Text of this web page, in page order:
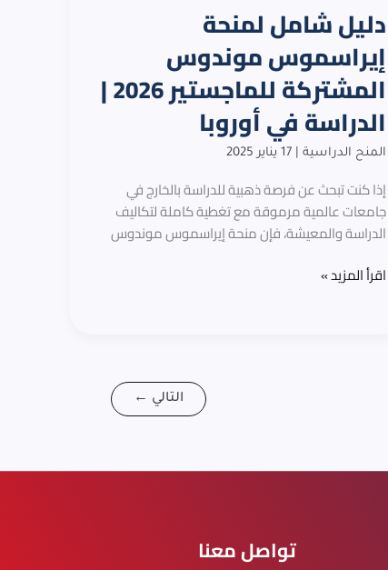
دليل شامل لمنحة
إيراسموس موندوس
المشتركة للماجستير 2026 |
الدراسة في أوروبا
المنح الدراسية |17 يناير 2025
إذا كنت تبحث عن فرصة ذهبية للدراسة بالخارج في
جامعات عالمية مرموقة مع تغطية كاملة لتكاليف
الدراسة والمعيشة، فإن منحة إيراسموس موندوس
إيراسموس
موندوس
المشتركة
للماجستير
2026
|
الدراسة
أوروبا
اقرأ المزيد »
التالي ←
تواصل معنا